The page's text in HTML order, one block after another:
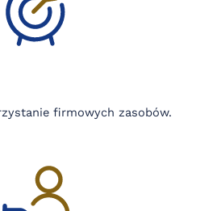
firmowych zasobów.